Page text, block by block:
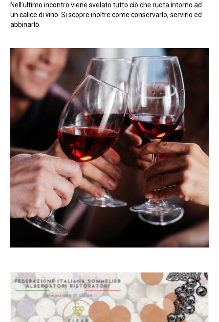
Nell’ultimo incontro viene svelato tutto ciò che ruota intorno ad
un calice di vino. Si scopre inoltre come conservarlo, servirlo ed
abbinarlo.